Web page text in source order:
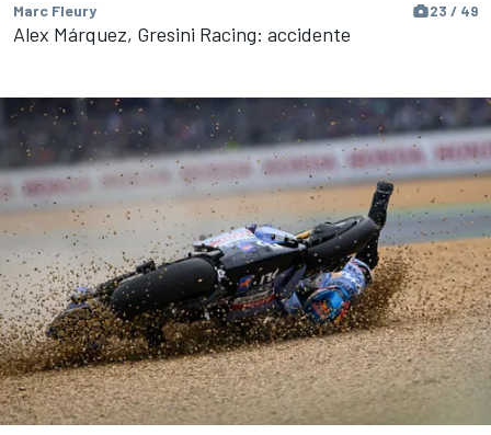
Marc Fleury 23 / 49
Alex Márquez, Gresini Racing: accidente